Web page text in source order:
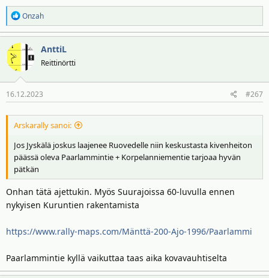
R
e
a
k
o
t
Onzah
AnttiL
Reittinörtti
16.12.2023 #267
Arskarally sanoi:
Jos Jyskälä joskus laajenee Ruovedelle niin keskustasta kivenheiton
päässä oleva Paarlammintie + Korpelanniementie tarjoaa hyvän
pätkän
Onhan tätä ajettukin. Myös Suurajoissa 60-luvulla ennen
nykyisen Kuruntien rakentamista
https://www.rally-maps.com/Mänttä-200-Ajo-1996/Paarlammi
Paarlammintie kyllä vaikuttaa taas aika kovavauhtiselta